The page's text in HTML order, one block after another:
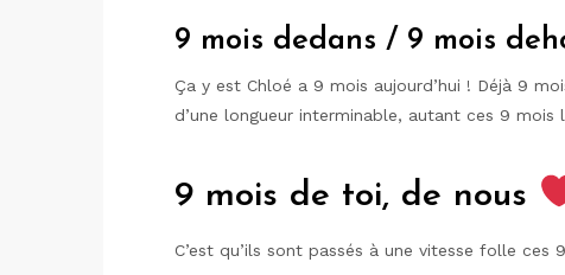
9 mois dedans / 9 mois
Ça y est Chloé a 9 mois aujourd’hui ! Déjà 9
d’une longueur interminable, autant ces 9 mois
9 mois de toi, de nous
C’est qu’ils sont passés à une vitesse folle ces